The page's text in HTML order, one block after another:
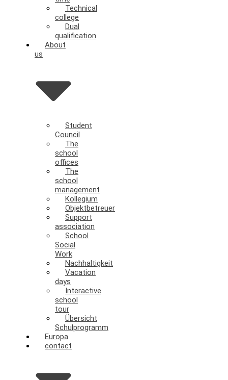
Technical
college
Dual
qualification
About
us
Student
Council
The
school
offices
The
school
management
Kollegium
Objektbetreuer
Support
association
School
Social
Work
Nachhaltigkeit
Vacation
days
Interactive
school
tour
Übersicht
Schulprogramm
Europa
contact